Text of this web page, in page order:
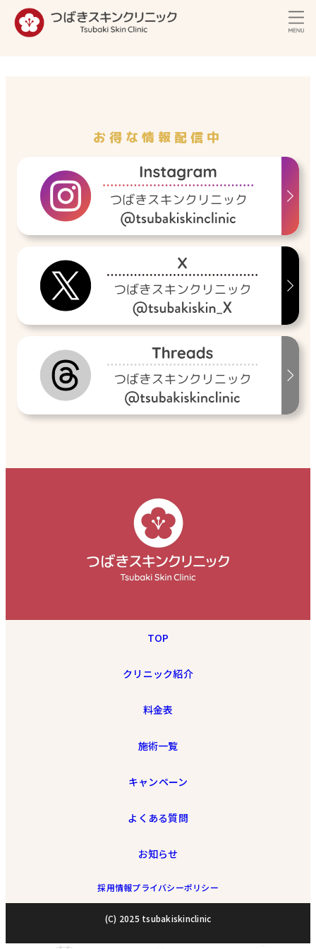
内
容
お得な情報配信中
TOP
クリニック紹介
料金表
施術一覧
キャンペーン
よくある質問
お知らせ
採用情報プライバシーポリシー
(C) 2025 tsubakiskinclinic